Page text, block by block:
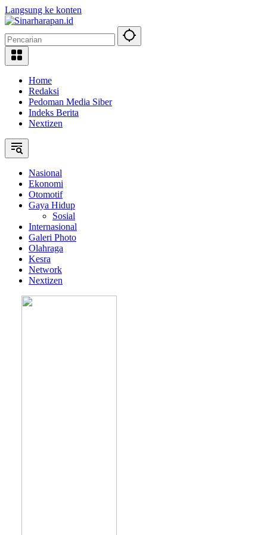
Langsung ke konten
Home
Redaksi
Pedoman Media Siber
Indeks Berita
Nextizen
Nasional
Ekonomi
Otomotif
Gaya Hidup
Sosial
Internasional
Galeri Photo
Olahraga
Kesra
Network
Nextizen